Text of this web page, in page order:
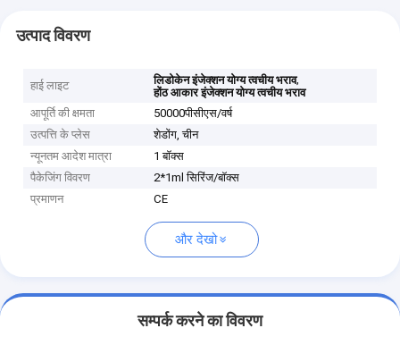
उत्पाद विवरण
हाई लाइट लिडोकेन इंजेक्शन योग्य त्वचीय भराव,
होंठ आकार इंजेक्शन योग्य त्वचीय भराव
आपूर्ति की क्षमता
50000पीसीएस/वर्ष
उत्पत्ति के प्लेस
शेडोंग, चीन
न्यूनतम आदेश मात्रा
1 बॉक्स
पैकेजिंग विवरण
2*1ml सिरिंज/बॉक्स
प्रमाणन
CE
और देखो
सम्पर्क करने का विवरण